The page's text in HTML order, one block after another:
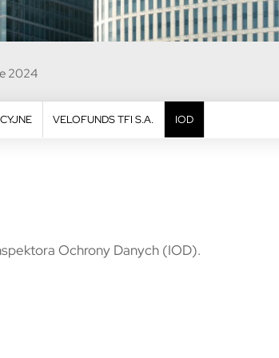
2024
VELOFUNDS TFI S.A. IOD
Ochrony Danych (IOD).